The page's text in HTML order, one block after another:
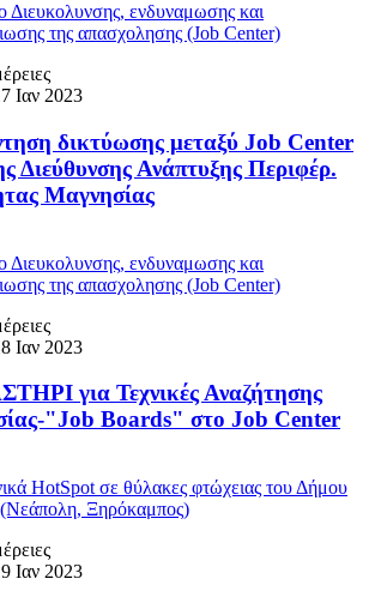
Διευκολυνσης, ενδυναμωσης και
της απασχολησης (Job Center)
Ιαν 2023
δικτύωσης μεταξύ Job Center
Διεύθυνσης Ανάπτυξης Περιφέρ.
Μαγνησίας
Διευκολυνσης, ενδυναμωσης και
της απασχολησης (Job Center)
Ιαν 2023
για Τεχνικές Αναζήτησης
"Job Boards" στο Job Center
HotSpot σε θύλακες φτώχειας του Δήμου
Ξηρόκαμπος)
Ιαν 2023